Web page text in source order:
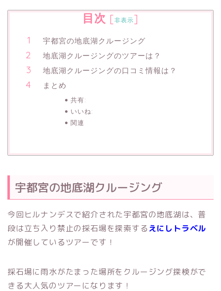
目次 [非表示]
宇都宮の地底湖クルージング
地底湖クルージングのツアーは？
地底湖クルージングの口コミ情報は？
まとめ
共有:
いいね:
関連
宇都宮の地底湖クルージング
今回ヒルナンデスで紹介された宇都宮の地底湖は、普
段は立ち入り禁止の採石場を探索する えにしトラベル
が開催しているツアーです！
採石場に雨水がたまった場所をクルージング探検がで
きる大人気のツアーになります！